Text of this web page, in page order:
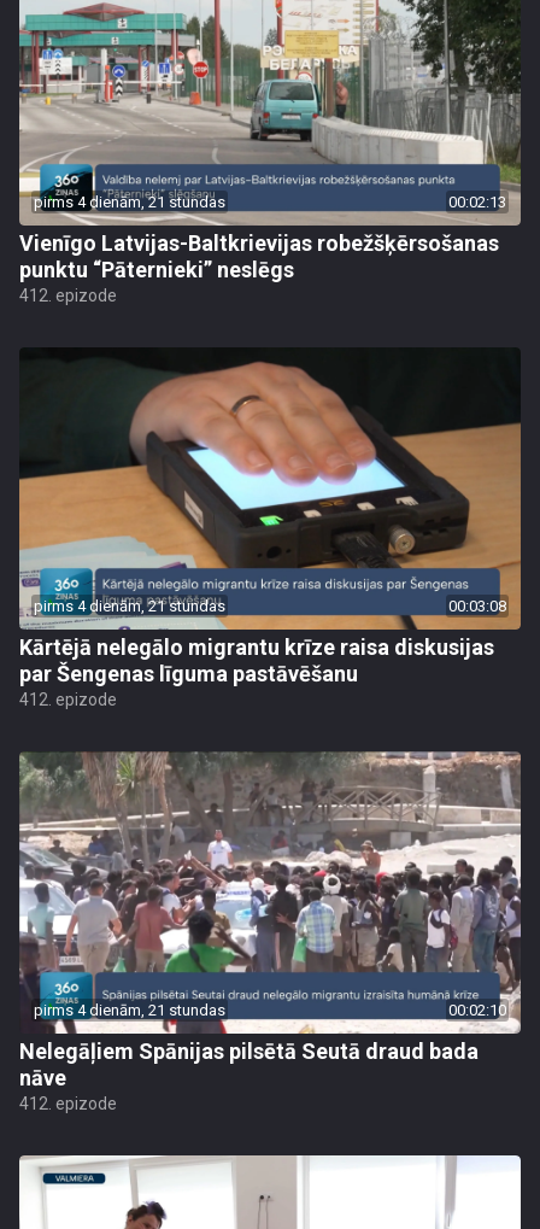
pirms 4 dienām, 21 stundas 00:02:13
Vienīgo Latvijas-Baltkrievijas robežšķērsošanas
punktu “Pāternieki” neslēgs
412. epizode
pirms 4 dienām, 21 stundas 00:03:08
Kārtējā nelegālo migrantu krīze raisa diskusijas
par Šengenas līguma pastāvēšanu
412. epizode
pirms 4 dienām, 21 stundas 00:02:10
Nelegāļiem Spānijas pilsētā Seutā draud bada
nāve
412. epizode